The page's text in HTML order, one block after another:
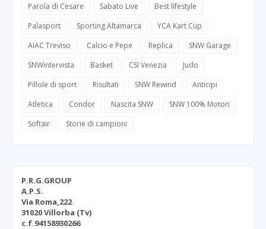
Parola di Cesare
Sabato Live
Best lifestyle
Palasport
Sporting Altamarca
YCA Kart Cup
AIAC Treviso
Calcio e Pepe Replica
SNW Garage
SNWintervista
Basket CSI Venezia
Judo
Pillole di sport
Risultati SNW Rewind
Anticipi
Atletica
Condor Nascita SNW
SNW 100% Motori
Softair
Storie di campioni
P.R.G.GROUP
A.P.S.
Via Roma,222
31020 Villorba (Tv)
c.f.94158930266